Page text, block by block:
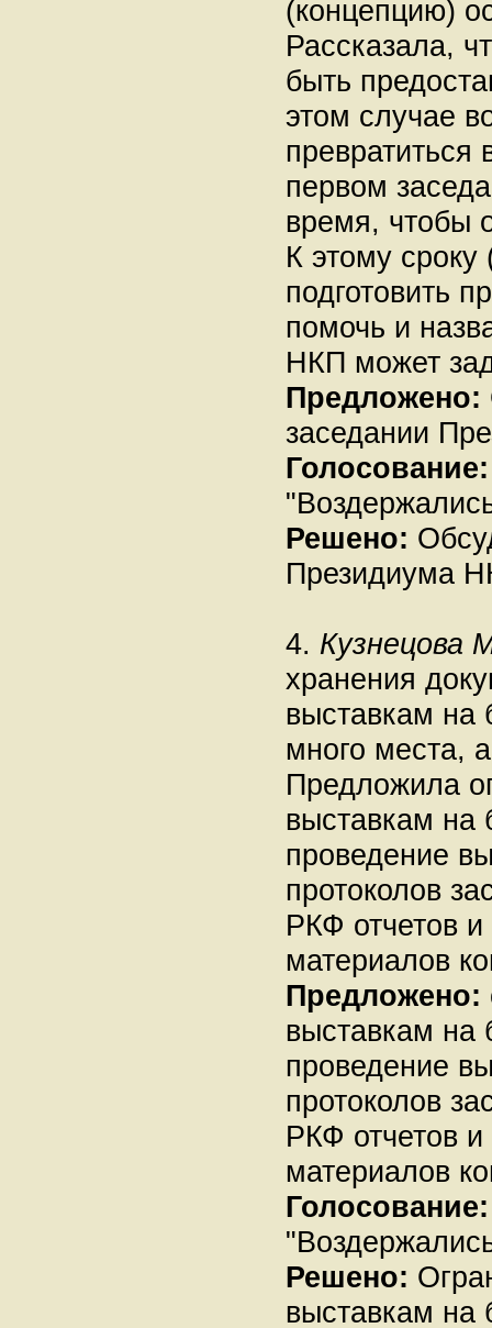
(концепцию)
Рассказала,
быть
этом случае
первом
время, чтобы
К этому
подготовить
помочь и
НКП может
Предложено:
заседании
Голосование:
Решено:
Президиума
4. Кузнецова
хранения
выставкам на
много места,
Предложила
выставкам на
проведение
протоколов
РКФ отчетов
материалов
Предложено:
выставкам на
проведение
протоколов
РКФ отчетов
материалов
Голосование:
Решено:
выставкам на